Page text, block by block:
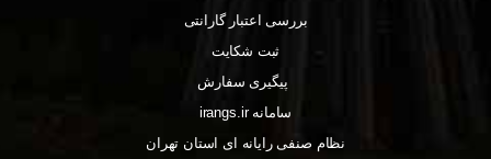
بررسی اعتبار گارانتی
ثبت شکایت
پیگیری سفارش
سامانه irangs.ir
نظام صنفی رایانه ای استان تهران